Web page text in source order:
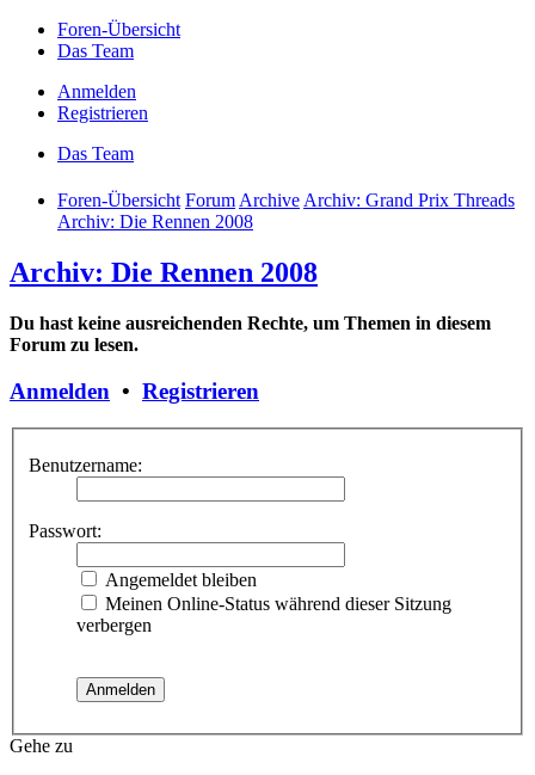
Foren-Übersicht
Das Team
Anmelden
Registrieren
Das Team
Foren-Übersicht ForumArchiveArchiv: Grand Prix Threads
Archiv: Die Rennen 2008
Archiv: Die Rennen 2008
Du hast keine ausreichenden Rechte, um Themen in diesem
Forum zu lesen.
Anmelden • Registrieren
Benutzername:
Passwort:
Angemeldet bleiben
Meinen Online-Status während dieser Sitzung
verbergen
Gehe zu